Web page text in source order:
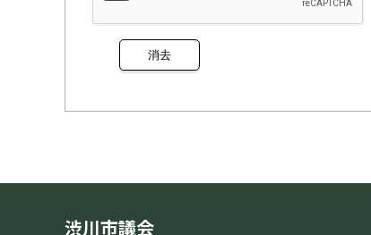
渋川市議会